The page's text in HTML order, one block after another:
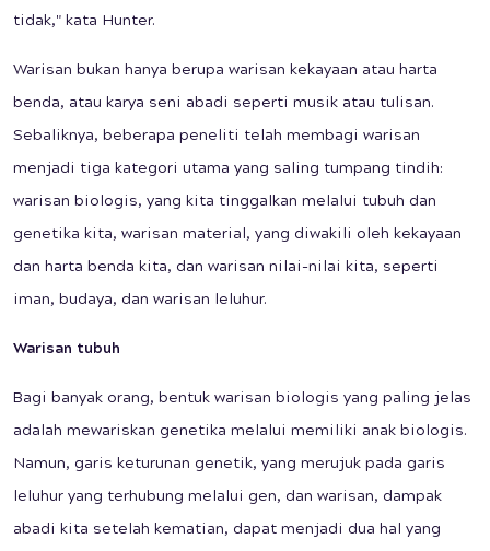
tidak," kata Hunter.
Warisan bukan hanya berupa warisan kekayaan atau harta
benda, atau karya seni abadi seperti musik atau tulisan.
Sebaliknya, beberapa peneliti telah membagi warisan
menjadi tiga kategori utama yang saling tumpang tindih:
warisan biologis, yang kita tinggalkan melalui tubuh dan
genetika kita, warisan material, yang diwakili oleh kekayaan
dan harta benda kita, dan warisan nilai-nilai kita, seperti
iman, budaya, dan warisan leluhur.
Warisan tubuh
Bagi banyak orang, bentuk warisan biologis yang paling jelas
adalah mewariskan genetika melalui memiliki anak biologis.
Namun, garis keturunan genetik, yang merujuk pada garis
leluhur yang terhubung melalui gen, dan warisan, dampak
abadi kita setelah kematian, dapat menjadi dua hal yang